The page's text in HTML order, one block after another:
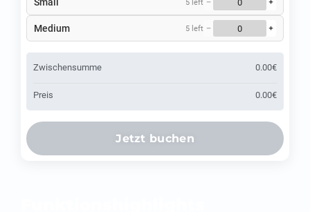
5 left
Medium 5 left − +
Zwischensumme 0.00€
Preis 0.00€
Jetzt buchen